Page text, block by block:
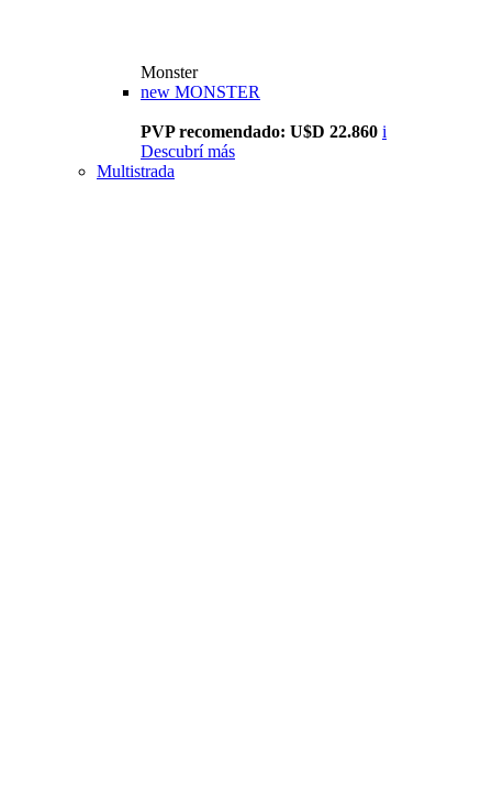
Monster
new MONSTER
PVP recomendado: U$D 22.860 i
Descubrí más
Multistrada